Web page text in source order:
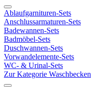
Ablaufgarnituren-Sets
Anschlussarmaturen-Sets
Badewannen-Sets
Badmöbel-Sets
Duschwannen-Sets
Vorwandelemente-Sets
WC- & Urinal-Sets
Zur Kategorie Waschbecken